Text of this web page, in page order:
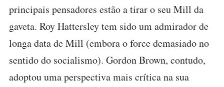
principais pensadores estão a tirar o seu Mill da
gaveta. Roy Hattersley tem sido um admirador de
longa data de Mill (embora o force demasiado no
sentido do socialismo). Gordon Brown, contudo,
adoptou uma perspectiva mais crítica na sua